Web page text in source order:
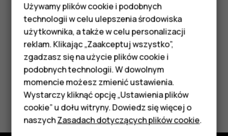
Smartfony
Telefony z funkcjami
podstawowymi
Akcesoria
HMD Terra M
Tablety
odpowiedniego miejsca.
Dotknij panorama_fish_eye .
Czy te informacje były pomocne?
Tak Nie
Używamy plików cookie i podobnych
technologii w celu ulepszenia środowiska
użytkownika, a także w celu personalizacji
reklam. Klikając „Zaakceptuj wszystko”,
zgadzasz się na użycie plików cookie i
podobnych technologii. W dowolnym
momencie możesz zmienić ustawienia.
Wystarczy kliknąć opcję „Ustawienia plików
cookie” u dołu witryny. Dowiedz się więcej o
naszychZasadach dotyczących plików cookie.